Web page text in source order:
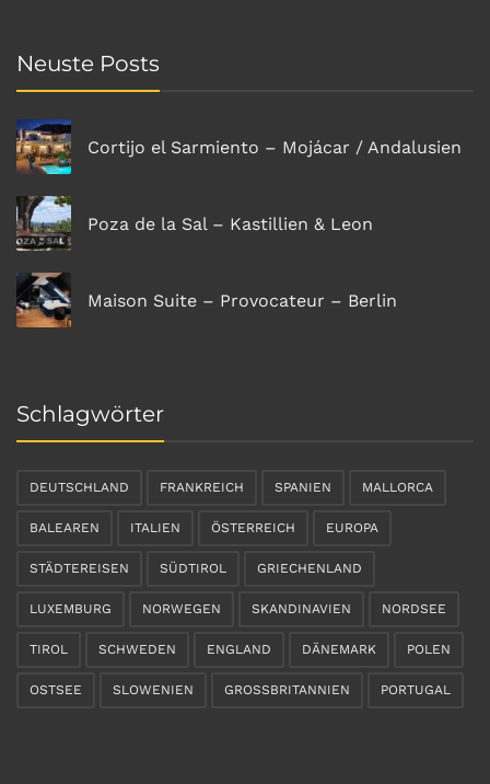
Neuste Posts
Cortijo el Sarmiento – Mojácar / Andalusien
Poza de la Sal – Kastillien & Leon
Maison Suite – Provocateur – Berlin
Schlagwörter
DEUTSCHLAND FRANKREICH SPANIEN MALLORCA
BALEAREN ITALIEN ÖSTERREICH EUROPA
STÄDTEREISEN SÜDTIROL GRIECHENLAND
LUXEMBURG NORWEGEN SKANDINAVIEN NORDSEE
TIROL SCHWEDEN ENGLAND DÄNEMARK POLEN
OSTSEE SLOWENIEN GROSSBRITANNIEN PORTUGAL